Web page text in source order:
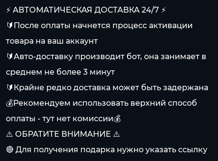
⚡️ АВТОМАТИЧЕСКАЯ ДОСТАВКА 24/7 ⚡️
🔰После оплаты начнется процесс активации
товара на ваш аккаунт
🔰Авто-доставку производит бот, она занимает в
среднем не более 3 минут
🔰Крайне редко доставка может быть задержана
💰Рекомендуем использовать верхний способ
оплаты - тут нет комиссии💰
⚠️ ОБРАТИТЕ ВНИМАНИЕ ⚠️
🔴 Для получения подарка нужно указать ссылку